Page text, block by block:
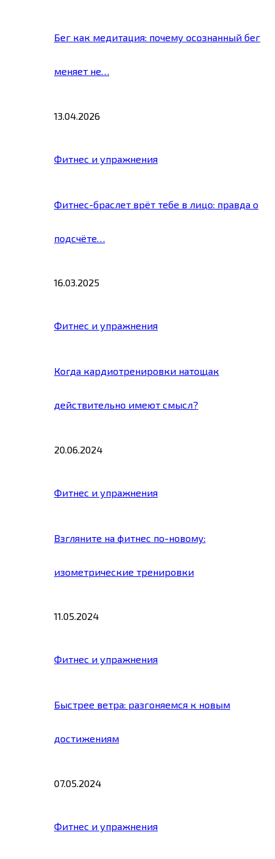
Бег как медитация: почему осознанный бег
меняет не…
13.04.2026
Фитнес и упражнения
Фитнес-браслет врёт тебе в лицо: правда о
подсчёте…
16.03.2025
Фитнес и упражнения
Когда кардиотренировки натощак
действительно имеют смысл?
20.06.2024
Фитнес и упражнения
Взгляните на фитнес по-новому:
изометрические тренировки
11.05.2024
Фитнес и упражнения
Быстрее ветра: разгоняемся к новым
достижениям
07.05.2024
Фитнес и упражнения